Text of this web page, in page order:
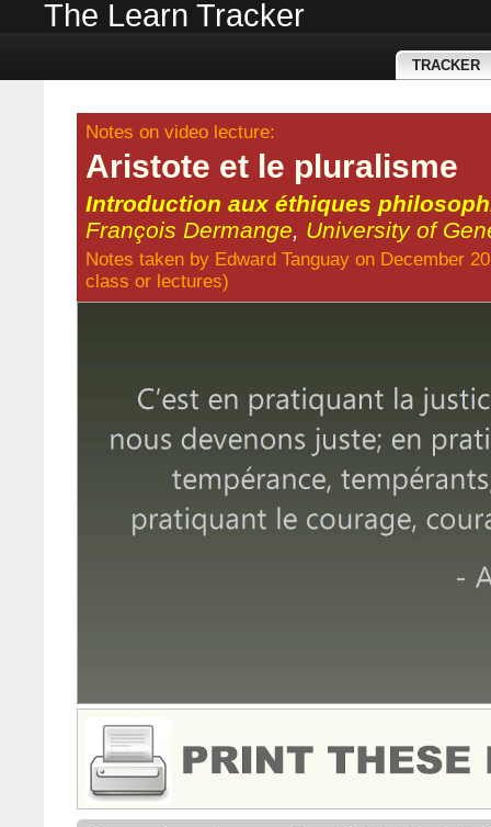
The Learn Tracker
TRACKER
Notes on video lecture:
Aristote et le pluralisme
Introduction aux éthiques
François Dermange, University of
Notes taken by Edward Tanguay on December
class or lectures)